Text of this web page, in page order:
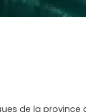
de la province